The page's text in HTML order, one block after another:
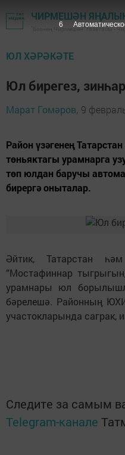
ЧИРМЕШӘН
"Безнең Чирмешән" газетасы -
ЮЛ ХӘРӘКӘТЕ
Юл бирегез, зинһар
Марат Гомәров, 9
Район үзәгенең
төньяктагы урамнарга
төп юлдан баручы
бирергә оныталар.
Әйтик, Татарстан
”Мостафиннар
урамнары юл
бәрелешә. Районның
участокларында саграк,
Следите за самым
Telegram-канале
4